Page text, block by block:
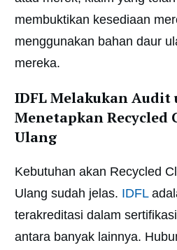
membuktikan kesediaan
menggunakan bahan daur
mereka.
IDFL Melakukan Audit
Menetapkan Recycled
Ulang
Kebutuhan akan Recycled
Ulang sudah jelas. IDFL
terakreditasi dalam
antara banyak lainnya.